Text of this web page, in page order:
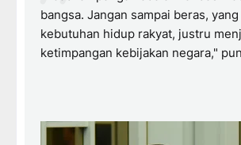
bangsa. Jangan sampai beras,
kebutuhan hidup rakyat, justru
ketimpangan kebijakan negara,"